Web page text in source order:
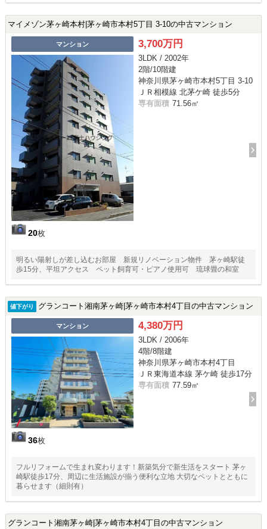
マイメゾン茅ヶ崎本村|茅ヶ崎市本村5丁目 3-10の中古マンション
マンション
20枚
3,700万円
3LDK / 2002年
2階/10階建
神奈川県茅ヶ崎市本村5丁目 3-10
ＪＲ相模線 北茅ケ崎 徒歩5分
専有面積 71.56㎡
明るい陽射しが差し込むお部屋 新規リノベーション物件 茅ヶ崎駅徒
歩15分、平坦アクセス ペット飼育可・ピアノ使用可 琉球畳の和室
値下がり グランコート湘南茅ヶ崎|茅ヶ崎市本村4丁目の中古マンション
マンション
36枚
4,380万円
3LDK / 2006年
4階/8階建
神奈川県茅ヶ崎市本村4丁目
ＪＲ東海道本線 茅ケ崎 徒歩17分
専有面積 77.59㎡
フルリフォームで生まれ変わります！新築気分で新生活をスタート 茅ヶ
崎駅徒歩17分、周辺に生活施設が揃う便利な立地 大切なペットとともに
暮らせます（細則有）
グランコート湘南茅ヶ崎|茅ヶ崎市本村4丁目の中古マンション